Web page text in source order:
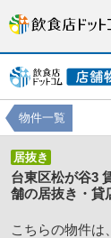
物件一覧
居抜き
台東区松が谷3
舗の居抜き・貸
こちらの物件は